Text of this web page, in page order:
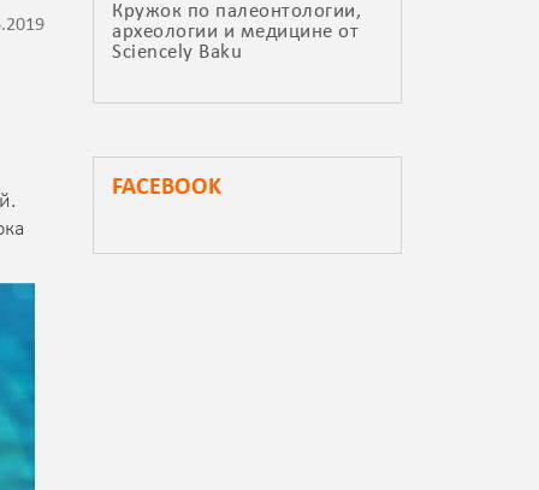
Кружок по палеонтологии,
археологии и медицине от
Sciencely Baku
FACEBOOK